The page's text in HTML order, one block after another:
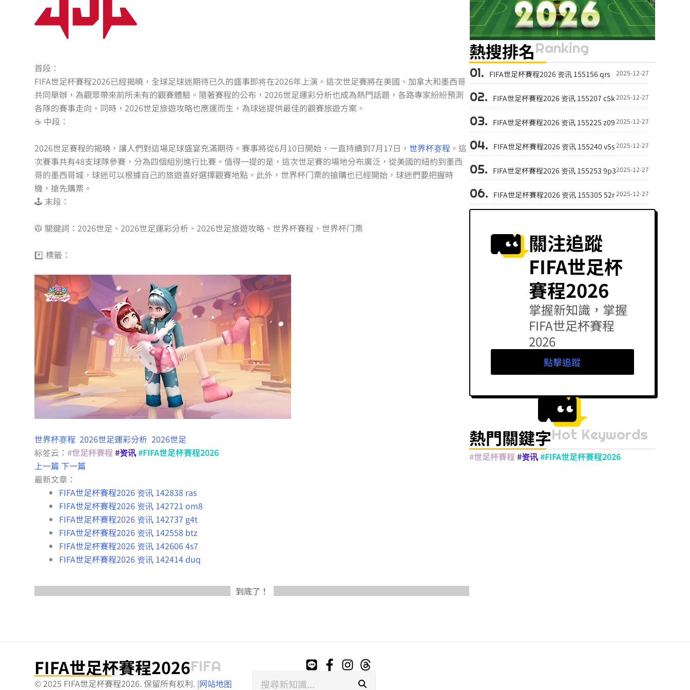
首段：
FIFA世足杯賽程2026已經揭曉，全球足球迷期待已久的盛事即将在2026年上演。這次世足賽將在美國、加拿大和墨西哥
共同舉辦，為觀眾帶來前所未有的觀賽體驗。隨著賽程的公布，2026世足運彩分析也成為熱門話題，各路專家紛紛預測
各隊的賽事走向。同時，2026世足旅遊攻略也應運而生，為球迷提供最佳的觀賽旅遊方案。
☕ 中段：
2026世足賽程的揭曉，讓人們對這場足球盛宴充滿期待。賽事將從6月10日開始，一直持續到7月17日，世界杯赛程 。這
次賽事共有48支球隊參賽，分為四個組別進行比賽。值得一提的是，這次世足賽的場地分布廣泛，從美國的紐約到墨西
哥的墨西哥城，球迷可以根據自己的旅遊喜好選擇觀賽地點。此外，世界杯门票的搶購也已經開始，球迷們要把握時
機，搶先購票。
🕹️ 末段：
🥼 關鍵詞：2026世足、2026世足運彩分析、2026世足旅遊攻略、世界杯賽程、世界杯门票
*️⃣ 標籤：
世界杯赛程 2026世足運彩分析 2026世足
标签云：#世足杯賽程 #资讯#FIFA世足杯賽程2026
上一篇 下一篇
最新文章：
FIFA世足杯賽程2026 资讯 142838 ras
FIFA世足杯賽程2026 资讯 142721 om8
FIFA世足杯賽程2026 资讯 142737 g4t
FIFA世足杯賽程2026 资讯 142558 btz
FIFA世足杯賽程2026 资讯 142606 4s7
FIFA世足杯賽程2026 资讯 142414 duq
到底了！
熱搜排名Ranking
FIFA世足杯賽程2026 资讯 155156 qrs 2025-12-27
FIFA世足杯賽程2026 资讯 155207 c5k2025-12-27
FIFA世足杯賽程2026 资讯 155225 z092025-12-27
FIFA世足杯賽程2026 资讯 155240 v5s2025-12-27
FIFA世足杯賽程2026 资讯 155253 9p32025-12-27
FIFA世足杯賽程2026 资讯 155305 52r2025-12-27
關注追蹤
FIFA世足杯
賽程2026
掌握新知識，掌握
FIFA世足杯賽程
2026
點擊追蹤
熱門關鍵字Hot Keywords
#世足杯賽程 #资讯#FIFA世足杯賽程2026
FIFA世足杯賽程2026FIFA
© 2025 FIFA世足杯賽程2026. 保留所有权利. |网站地图